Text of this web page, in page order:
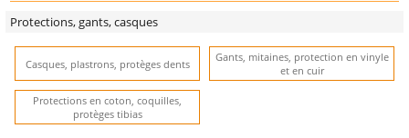
Protections, gants, casques
Casques, plastrons, protèges dents
Gants, mitaines, protection en vinyle
et en cuir
Protections en coton, coquilles,
protèges tibias